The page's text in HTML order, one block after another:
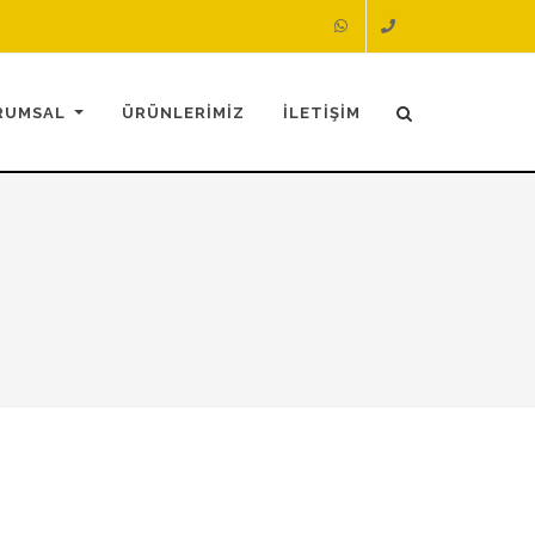
ÜRÜNLERİMİZ İLETİŞİM